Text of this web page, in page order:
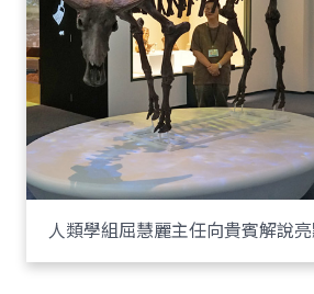
人類學組屈慧麗主任向貴賓解說